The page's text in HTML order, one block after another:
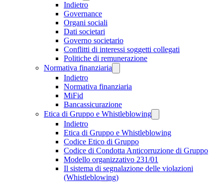
Indietro
Governance
Organi sociali
Dati societari
Governo societario
Conflitti di interessi soggetti collegati
Politiche di remunerazione
Normativa finanziaria
Indietro
Normativa finanziaria
MiFid
Bancassicurazione
Etica di Gruppo e Whistleblowing
Indietro
Etica di Gruppo e Whistleblowing
Codice Etico di Gruppo
Codice di Condotta Anticorruzione di Gruppo
Modello organizzativo 231/01
Il sistema di segnalazione delle violazioni
(Whistleblowing)